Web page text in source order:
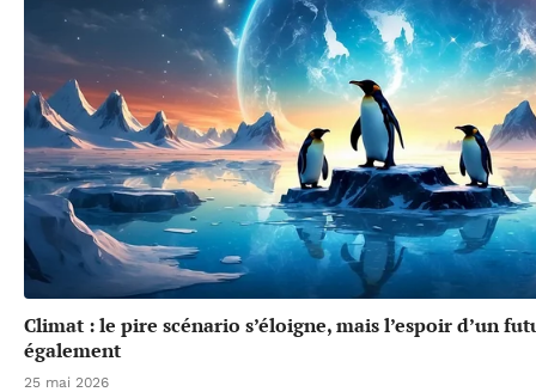
Climat : le pire scénario s’éloigne, mais l’espoir d’un
également
25 mai 2026